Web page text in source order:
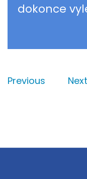
dokonce
Previous Next